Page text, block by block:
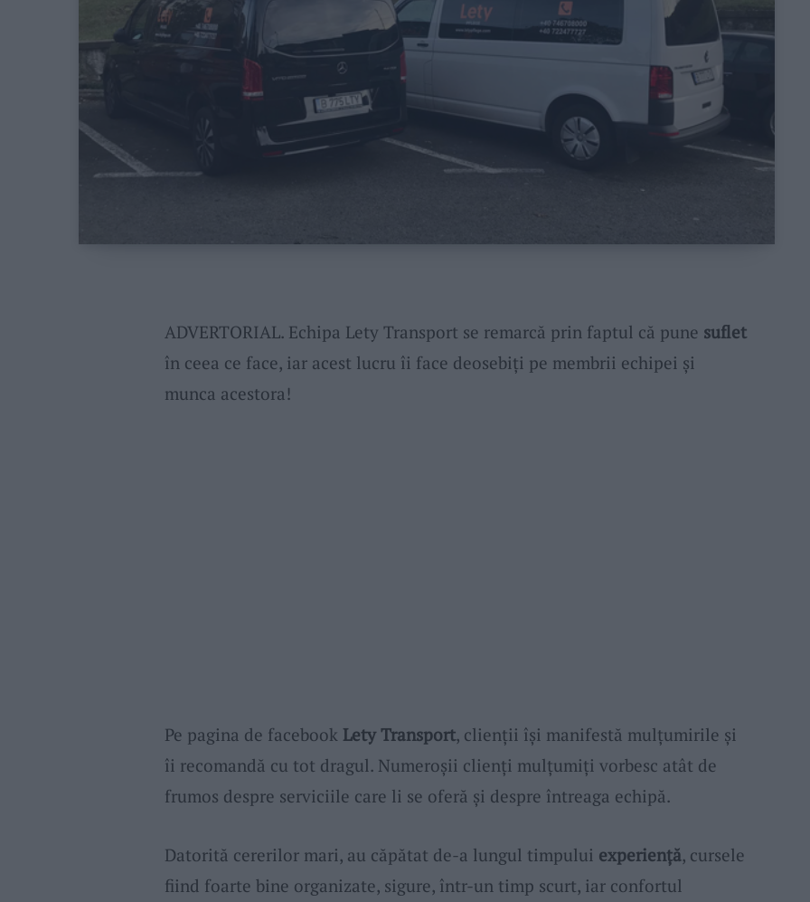
ADVERTORIAL. Echipa Lety Transport se remarcă prin faptul că pune suflet
în ceea ce face, iar acest lucru îi face deosebiți pe membrii echipei și
munca acestora!
Pe pagina de facebook Lety Transport, clienții își manifestă mulțumirile și
îi recomandă cu tot dragul. Numeroșii clienți mulțumiți vorbesc atât de
frumos despre serviciile care li se oferă și despre întreaga echipă.
Datorită cererilor mari, au căpătat de-a lungul timpului experiență, cursele
fiind foarte bine organizate, sigure, într-un timp scurt, iar confortul